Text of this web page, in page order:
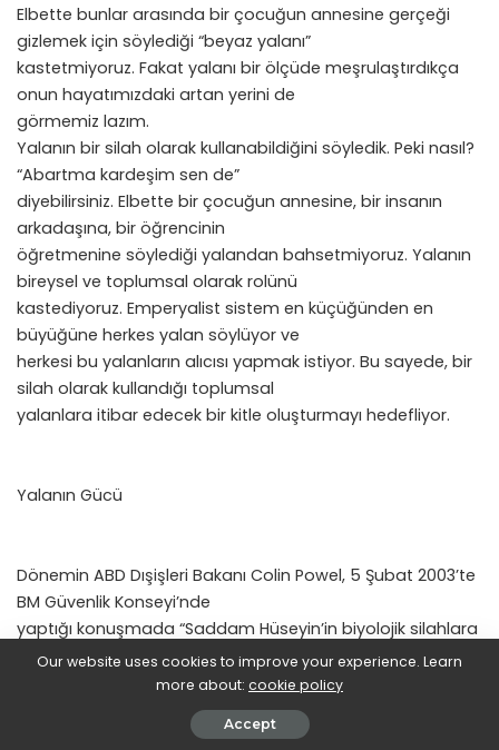
Elbette bunlar arasında bir çocuğun annesine gerçeği
gizlemek için söylediği “beyaz yalanı”
kastetmiyoruz. Fakat yalanı bir ölçüde meşrulaştırdıkça
onun hayatımızdaki artan yerini de
görmemiz lazım.
Yalanın bir silah olarak kullanabildiğini söyledik. Peki nasıl?
“Abartma kardeşim sen de”
diyebilirsiniz. Elbette bir çocuğun annesine, bir insanın
arkadaşına, bir öğrencinin
öğretmenine söylediği yalandan bahsetmiyoruz. Yalanın
bireysel ve toplumsal olarak rolünü
kastediyoruz. Emperyalist sistem en küçüğünden en
büyüğüne herkes yalan söylüyor ve
herkesi bu yalanların alıcısı yapmak istiyor. Bu sayede, bir
silah olarak kullandığı toplumsal
yalanlara itibar edecek bir kitle oluşturmayı hedefliyor.
Yalanın Gücü
Dönemin ABD Dışişleri Bakanı Colin Powel, 5 Şubat 2003’te
BM Güvenlik Konseyi’nde
yaptığı konuşmada “Saddam Hüseyin’in biyolojik silahlara
sahip olduğundan hiç şüphe yok
ve daha fazlasını üretebilecek kapasiteye sahip”
iddiasında bulundu. Ardından dönemin ABD
Devlet Başkanı George Bush, Powel’ın iddiaları üzerine bir
Our website uses cookies to improve your experience. Learn
more about: cookie policy
Accept